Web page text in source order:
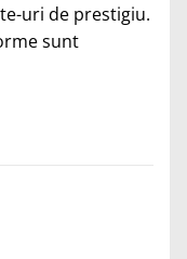
uri de prestigiu.
sunt